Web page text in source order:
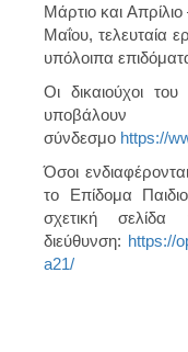
Μάρτιο και
Μαΐου, τελευταία
υπόλοιπα
Οι δικαιούχοι
σύνδεσμο https://
Όσοι
το Επίδομα
σχετική
διεύθυνση: https://
a21/